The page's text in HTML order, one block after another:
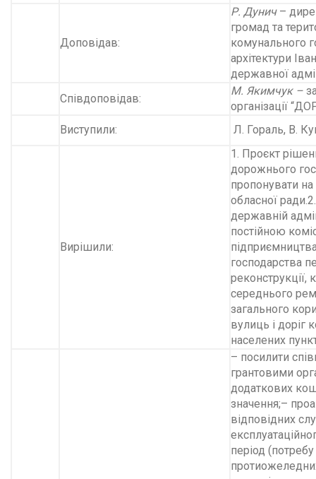
Доповідав:
Р. Дунич –
громад та
комунального
архітектури
державної
Співдоповідав:
М. Якимчук –
організації
Виступили:
Л. Гораль, В.
Вирішили:
1. Проєкт
дорожнього
пропонувати на
обласної
державній
постійною
господарства
реконструкції,
середнього
загального
вулиць і доріг
населених
– посилити
грантовими
додаткових
значення;–
відповідних
період